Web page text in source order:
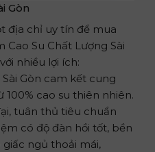
Gòn
địa chỉ uy tín để mua
Cao Su Chất Lượng Sài
nhiều lợi ích:
Gòn cam kết cung
cao su thiên nhiên.
tuân thủ tiêu chuẩn
có độ đàn hồi tốt, bền
giấc ngủ thoải mái,